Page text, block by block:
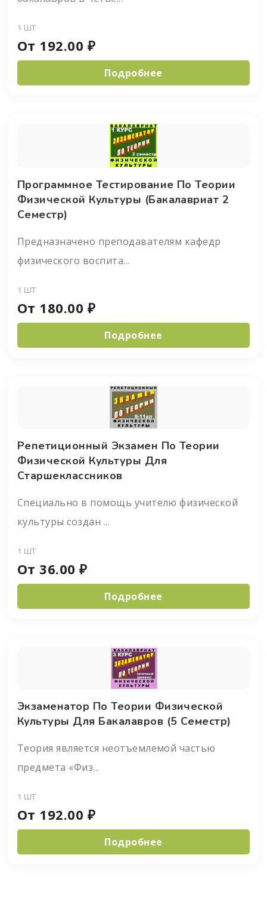
1 ШТ
От 192.00 ₽
Подробнее
Программное Тестирование По Теории
Физической Культуры (бакалавриат 2
Семестр)
Предназначено преподавателям кафедр
физического воспита...
1 ШТ
От 180.00 ₽
Подробнее
Репетиционный Экзамен По Теории
Физической Культуры Для
Старшеклассников
Специально в помощь учителю физической
культуры создан ...
1 ШТ
От 36.00 ₽
Подробнее
Экзаменатор По Теории Физической
Культуры Для Бакалавров (5 Семестр)
Теория является неотъемлемой частью
предмета «Физ...
1 ШТ
От 192.00 ₽
Подробнее